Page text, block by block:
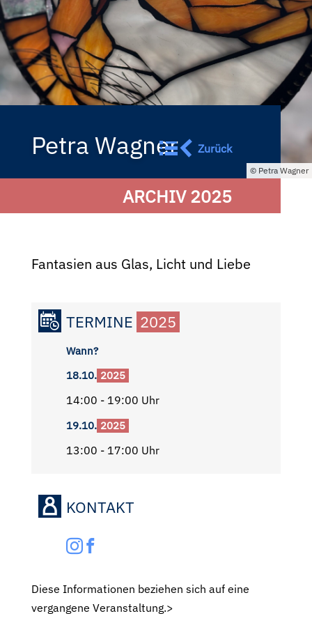
Petra Wagner Zurück
ARCHIV 2025
Petra Wagner
Fantasien aus Glas, Licht und Liebe
TERMINE 2025
Wann?
18.10. 2025
14:00 - 19:00 Uhr
19.10. 2025
13:00 - 17:00 Uhr
KONTAKT
Diese Informationen beziehen sich auf eine
vergangene Veranstaltung.>